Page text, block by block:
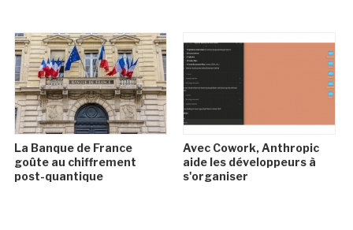
La Banque de France
goûte au chiffrement
post-quantique
Avec Cowork, Anthropic
aide les développeurs à
s'organiser